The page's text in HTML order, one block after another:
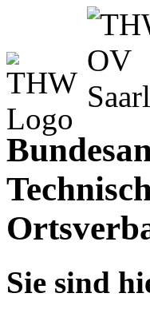
Sie sind